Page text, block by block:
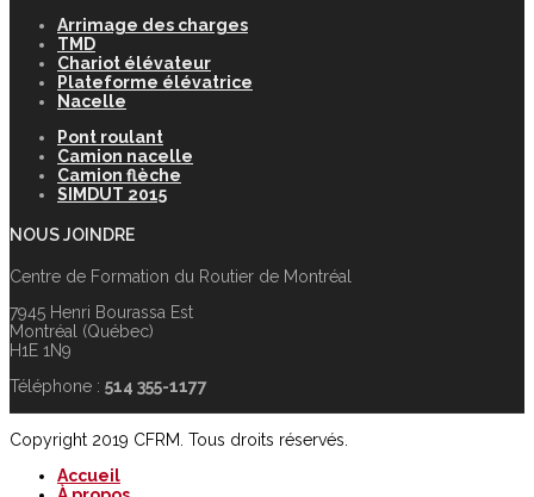
Arrimage des charges
TMD
Chariot élévateur
Plateforme élévatrice
Nacelle
Pont roulant
Camion nacelle
Camion flèche
SIMDUT 2015
NOUS JOINDRE
Centre de Formation du Routier de Montréal
7945 Henri Bourassa Est
Montréal (Québec)
H1E 1N9
Téléphone : 514 355-1177
Copyright 2019 CFRM. Tous droits réservés.
Accueil